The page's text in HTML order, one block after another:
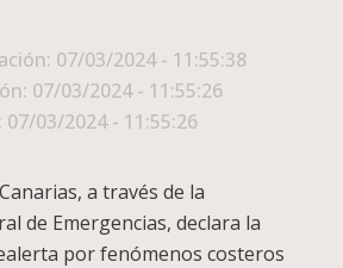
07/03/2024 - 11:55:38
07/03/2024 - 11:55:26
07/03/2024 - 11:55:26
a través de la
de Emergencias, declara la
por fenómenos costeros